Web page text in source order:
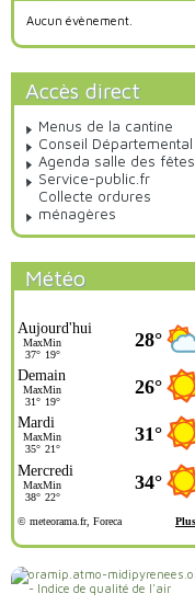
Aucun évènement.
Accès direct
Menus de la cantine
Conseil Départemental
Agenda salle des fêtes
Service-public.fr
Collecte ordures
ménagères
Météo